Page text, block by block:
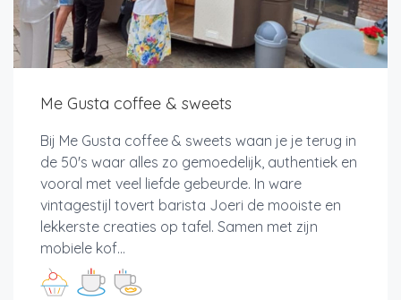
Me Gusta coffee & sweets
Bij Me Gusta coffee & sweets waan je je terug in
de 50's waar alles zo gemoedelijk, authentiek en
vooral met veel liefde gebeurde. In ware
vintagestijl tovert barista Joeri de mooiste en
lekkerste creaties op tafel. Samen met zijn
mobiele kof...